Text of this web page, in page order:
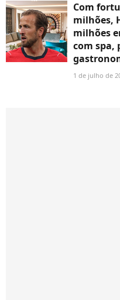
Com
milhões,
milhões
com spa,
1 de julho de